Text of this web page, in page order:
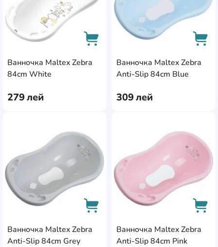
Ванночка Maltex Zebra
84cm White
279лей
AddCardToCart
Ванночка Maltex Zebra
Anti-Slip 84cm Blue
309лей
Ванночка Maltex Zebra
Anti-Slip 84cm Grey
AddCardToCart
Ванночка Maltex Zebra
Anti-Slip 84cm Pink